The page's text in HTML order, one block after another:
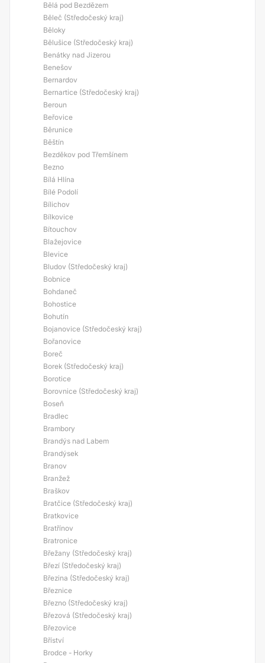
Bělá pod Bezdězem
Běleč (Středočeský kraj)
Běloky
Bělušice (Středočeský kraj)
Benátky nad Jizerou
Benešov
Bernardov
Bernartice (Středočeský kraj)
Beroun
Beřovice
Běrunice
Běštín
Bezděkov pod Třemšínem
Bezno
Bílá Hlína
Bílé Podolí
Bílichov
Bílkovice
Bítouchov
Blažejovice
Blevice
Bludov (Středočeský kraj)
Bobnice
Bohdaneč
Bohostice
Bohutín
Bojanovice (Středočeský kraj)
Bořanovice
Boreč
Borek (Středočeský kraj)
Borotice
Borovnice (Středočeský kraj)
Boseň
Bradlec
Brambory
Brandýs nad Labem
Brandýsek
Branov
Branžež
Braškov
Bratčice (Středočeský kraj)
Bratkovice
Bratřínov
Bratronice
Břežany (Středočeský kraj)
Březí (Středočeský kraj)
Březina (Středočeský kraj)
Březnice
Březno (Středočeský kraj)
Březová (Středočeský kraj)
Březovice
Bříství
Brodce - Horky